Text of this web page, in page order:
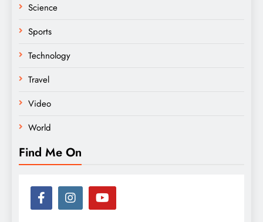
Science
Sports
Technology
Travel
Video
World
Find Me On